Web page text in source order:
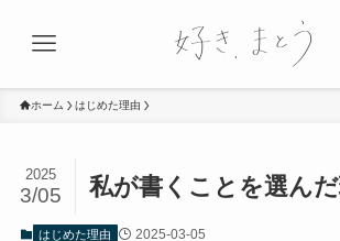
ホーム はじめた理由
私が書くことを選ん
2025
3/05
はじめた理由 2025-03-05